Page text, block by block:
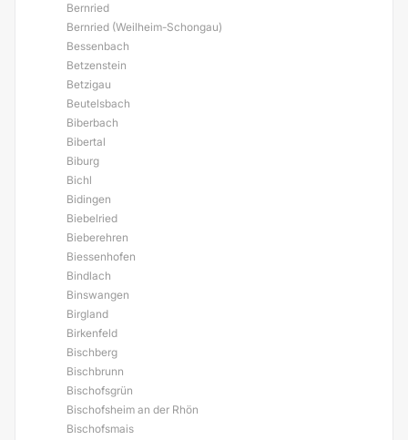
Bernried
Bernried (Weilheim-Schongau)
Bessenbach
Betzenstein
Betzigau
Beutelsbach
Biberbach
Bibertal
Biburg
Bichl
Bidingen
Biebelried
Bieberehren
Biessenhofen
Bindlach
Binswangen
Birgland
Birkenfeld
Bischberg
Bischbrunn
Bischofsgrün
Bischofsheim an der Rhön
Bischofsmais